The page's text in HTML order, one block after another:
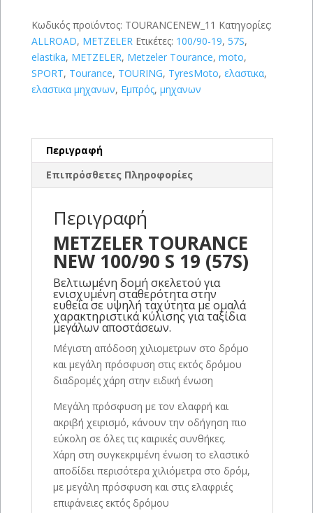
(57S)
ποσότητα
Κωδικός προϊόντος: TOURANCENEW_11 Κατηγορίες:
ALLROAD, METZELER Ετικέτες: 100/90-19, 57S,
elastika, METZELER, Metzeler Tourance, moto,
SPORT, Tourance, TOURING, TyresMoto, ελαστικα,
ελαστικα μηχανων, Εμπρός, μηχανων
Περιγραφή
Επιπρόσθετες Πληροφορίες
Περιγραφή
METZELER TOURANCE
NEW 100/90 S 19 (57S)
Βελτιωμένη δομή σκελετού για
ενισχυμένη σταθερότητα στην
ευθεία σε υψηλή ταχύτητα με ομαλά
χαρακτηριστικά κύλισης για ταξίδια
μεγάλων αποστάσεων.
Μέγιστη απόδοση χιλιομετρων στο δρόμο
και μεγάλη πρόσφυση στις εκτός δρόμου
διαδρομές χάρη στην ειδική ένωση
Μεγάλη πρόσφυση με τον ελαφρή και
ακριβή χειρισμό, κάνουν την οδήγηση πιο
εύκολη σε όλες τις καιρικές συνθήκες.
Χάρη στη συγκεκριμένη ένωση το ελαστικό
αποδίδει περισότερα χιλιόμετρα στο δρόμ,
με μεγάλη πρόσφυση και στις ελαφριές
επιφάνειες εκτός δρόμου